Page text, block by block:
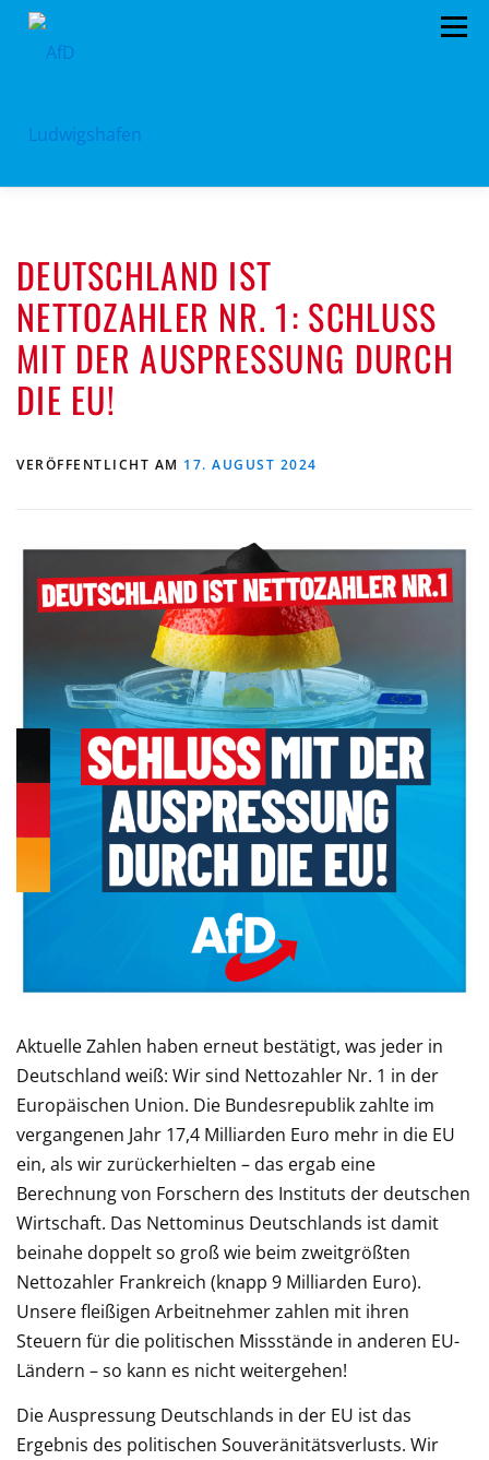
Zum
Menü
PROGRAMM KONTAKT
DEUTSCHLAND IST
NETTOZAHLER NR. 1: SCHLUSS
MIT DER AUSPRESSUNG DURCH
DIE EU!
VERÖFFENTLICHT AM 17. AUGUST 2024
Aktuelle Zahlen haben erneut bestätigt, was jeder in
Deutschland weiß: Wir sind Nettozahler Nr. 1 in der
Europäischen Union. Die Bundesrepublik zahlte im
vergangenen Jahr 17,4 Milliarden Euro mehr in die EU
ein, als wir zurückerhielten – das ergab eine
Berechnung von Forschern des Instituts der deutschen
Wirtschaft. Das Nettominus Deutschlands ist damit
beinahe doppelt so groß wie beim zweitgrößten
Nettozahler Frankreich (knapp 9 Milliarden Euro).
Unsere fleißigen Arbeitnehmer zahlen mit ihren
Steuern für die politischen Missstände in anderen EU-
Ländern – so kann es nicht weitergehen!
Die Auspressung Deutschlands in der EU ist das
Ergebnis des politischen Souveränitätsverlusts. Wir